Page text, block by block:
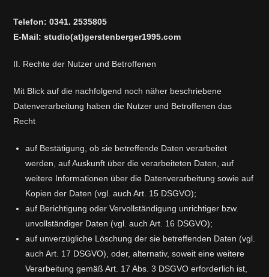
Telefon: 0341. 2535805
E-Mail: studio(at)gerstenberger1995.com
II. Rechte der Nutzer und Betroffenen
Mit Blick auf die nachfolgend noch näher beschriebene
Datenverarbeitung haben die Nutzer und Betroffenen das
Recht
auf Bestätigung, ob sie betreffende Daten verarbeitet
werden, auf Auskunft über die verarbeiteten Daten, auf
weitere Informationen über die Datenverarbeitung sowie auf
Kopien der Daten (vgl. auch Art. 15 DSGVO);
auf Berichtigung oder Vervollständigung unrichtiger bzw.
unvollständiger Daten (vgl. auch Art. 16 DSGVO);
auf unverzügliche Löschung der sie betreffenden Daten (vgl.
auch Art. 17 DSGVO), oder, alternativ, soweit eine weitere
Verarbeitung gemäß Art. 17 Abs. 3 DSGVO erforderlich ist,